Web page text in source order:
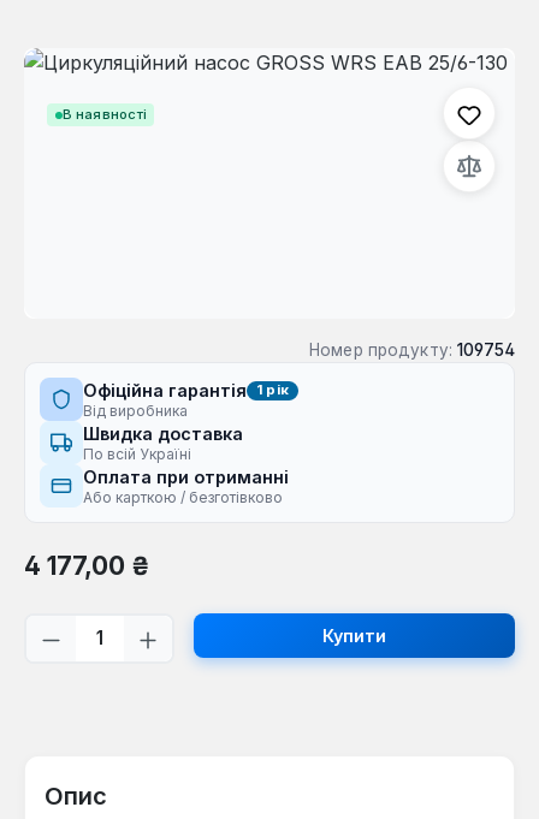
В наявності
Пропустити галерею зображень
Номер продукту: 109754
Офіційна гарантія 1 рік
Від виробника
Швидка доставка
По всій Україні
Оплата при отриманні
Або карткою / безготівково
Звичайна ціна:
4 177,00 ₴
Кількість товару: Введіть потрібну
Купити
Опис